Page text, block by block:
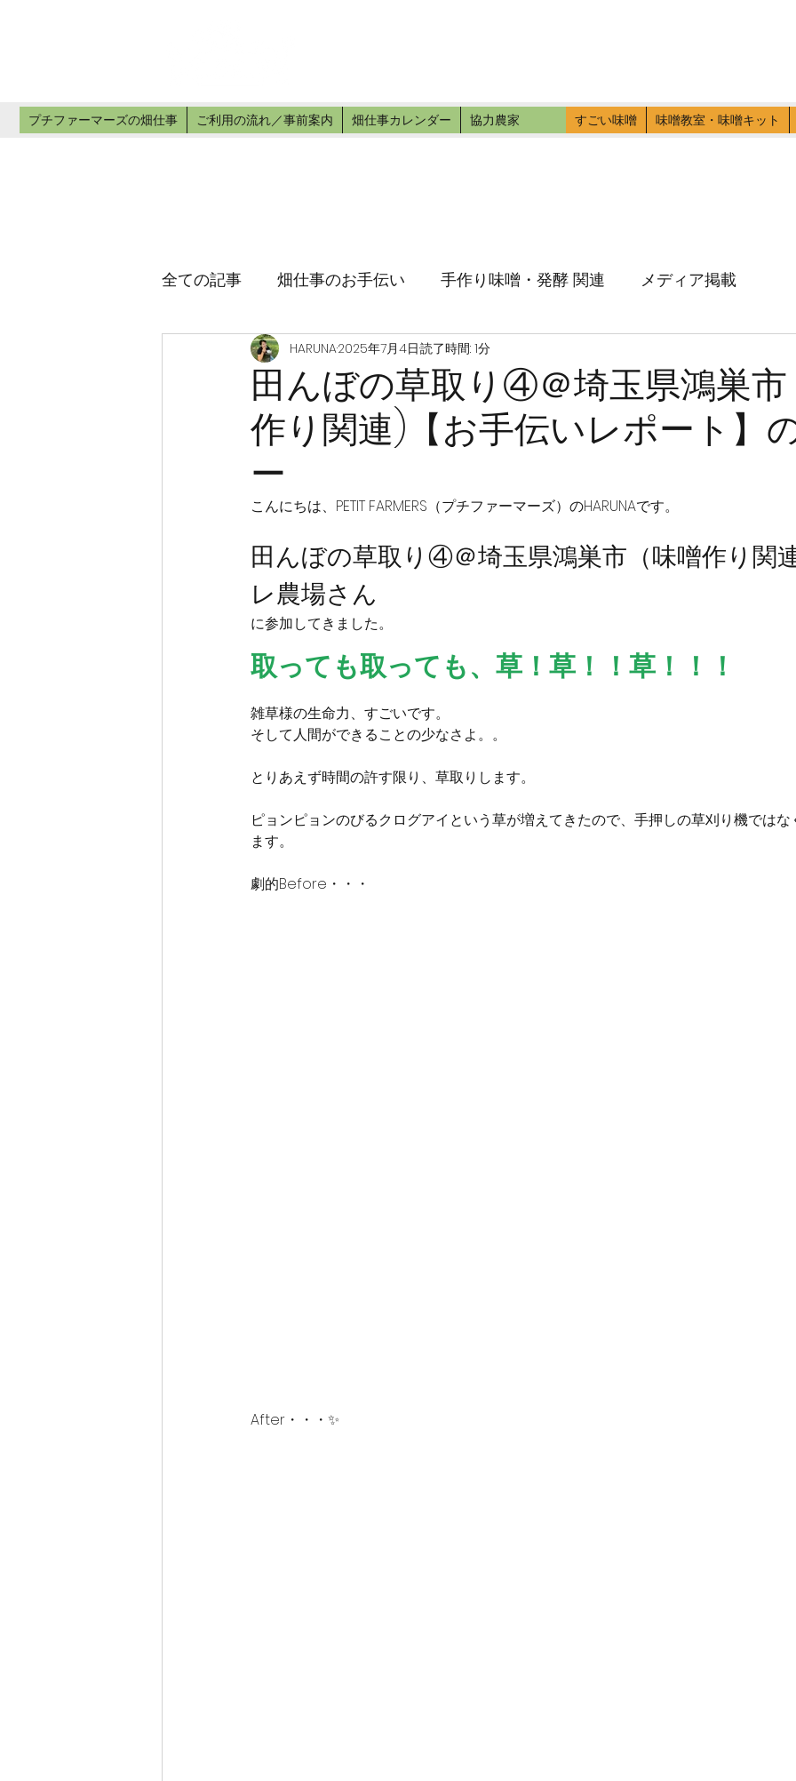
プチファーマーズの畑仕事 ご利用の流れ／事前案内 畑仕事カレンダー 協力農家 すごい味噌 味噌教室・味噌キット
全ての記事 畑仕事のお手伝い 手作り味噌・発酵 関連 メディア掲載
田んぼの草取り④＠埼玉県鴻巣市
作り関連)【お手伝いレポート】
ー
HARUNA2025年7月4日読了時間: 1分
こんにちは、PETIT FARMERS（プチファーマーズ）のHARUNAです。
田んぼの草取り④＠埼玉県鴻巣市（味噌作り関
レ農場さん
に参加してきました。
取っても取っても、草！草！！草！！！
雑草様の生命力、すごいです。
そして人間ができることの少なさよ。。
とりあえず時間の許す限り、草取りします。
ピョンピョンのびるクログアイという草が増えてきたので、手押しの草刈り機ではな
ます。
劇的Before・・・
After・・・✨